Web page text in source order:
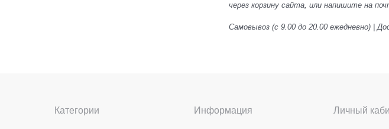
через корзину сайта, или напишите на
Самовывоз (с 9.00 до 20.00 ежедневно) |
Категории Информация Личный